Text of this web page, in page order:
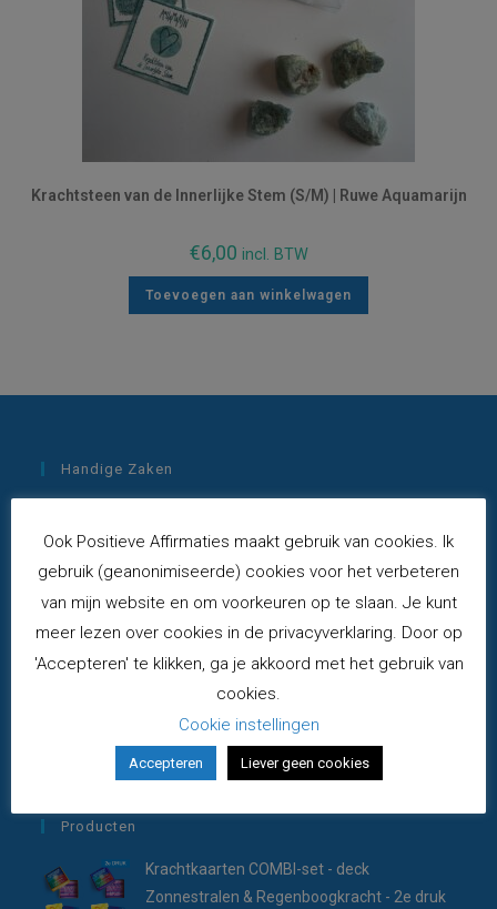
Krachtsteen van de Innerlijke Stem (S/M) | Ruwe Aquamarijn
€6,00 incl. BTW
Toevoegen aan winkelwagen
Handige Zaken
in
een
Prijzen en verzendkostenOpent
in
een
nieuwe
tab
Annuleren en retournerenOpent
in
een
nieuwe
LevertijdenOpent
in
een
Bestellen vanuit buitenland Opent
in
een
nieuwe
tab
PrivacyverklaringOpent
een
nieuwe
tab
Opent
in
een
nieuwe
tab
Opent
in
nieuwe
Contact: mailOpent
tab
Producten
Krachtkaarten COMBI-set - deck
Zonnestralen & Regenboogkracht - 2e druk
Ook Positieve Affirmaties maakt gebruik van cookies. Ik
gebruik (geanonimiseerde) cookies voor het verbeteren
van mijn website en om voorkeuren op te slaan. Je kunt
meer lezen over cookies in de privacyverklaring. Door op
'Accepteren' te klikken, ga je akkoord met het gebruik van
cookies.
Cookie instellingen
Accepteren Liever geen cookies